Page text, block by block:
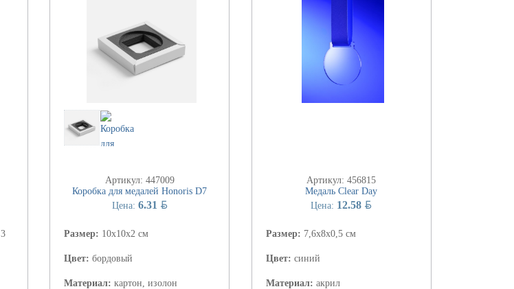
Артикул: 447009
Коробка для медалей Honoris D7
Цена: 6.31 BYN
Размер: 10х10х2 см
Цвет: бордовый
Материал: картон, изолон
Артикул: 456815
Медаль Clear Day
Цена: 12.58 BYN
Размер: 7,6х8х0,5 см
Цвет: синий
Материал: акрил